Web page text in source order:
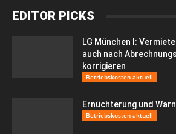
EDITOR PICKS
LG München I:
auch nach
korrigieren
Betriebskosten aktuell
Ernüchterung und
Betriebskosten aktuell